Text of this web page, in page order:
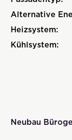
Alternative
Heizsystem:
Kühlsystem:
Neubau